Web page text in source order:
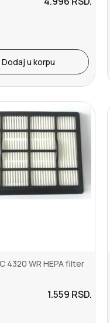
Dodaj u korpu
4320 WR HEPA filter
1.559 RSD.